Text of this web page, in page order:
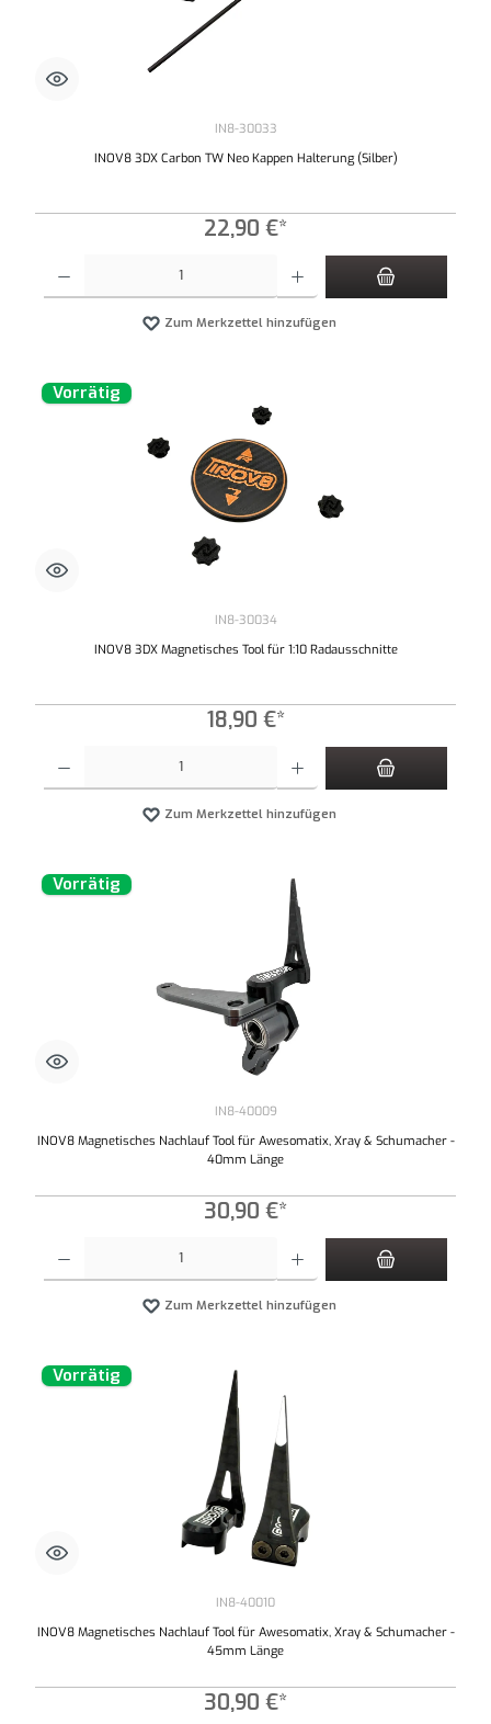
IN8-30033
INOV8 3DX Carbon TW Neo Kappen Halterung (Silber)
22,90 €*
Zum Merkzettel hinzufügen
Vorrätig
IN8-30034
INOV8 3DX Magnetisches Tool für 1:10 Radausschnitte
18,90 €*
Zum Merkzettel hinzufügen
Vorrätig
IN8-40009
INOV8 Magnetisches Nachlauf Tool für Awesomatix, Xray & Schumacher -
40mm Länge
30,90 €*
Zum Merkzettel hinzufügen
Vorrätig
IN8-40010
INOV8 Magnetisches Nachlauf Tool für Awesomatix, Xray & Schumacher -
45mm Länge
30,90 €*